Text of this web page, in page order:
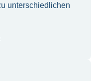
unterschiedlichen